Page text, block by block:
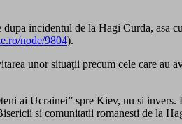
incidentul de la Hagi Curda, asa
node/9804).
unor situaţii precum cele care au
ai Ucrainei” spre Kiev, nu si invers.
si comunitatii romanesti de la